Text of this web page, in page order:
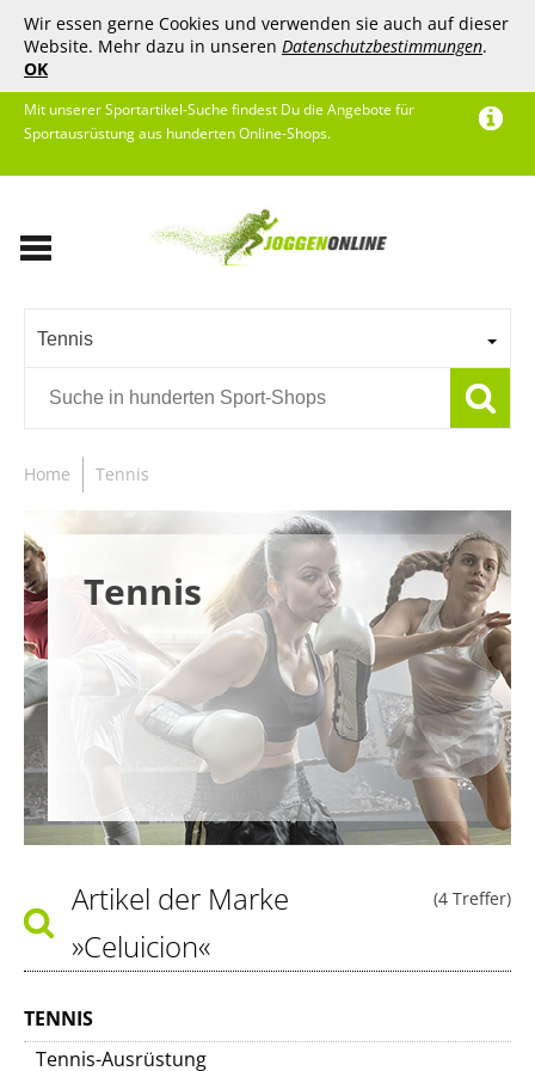
Wir essen gerne Cookies und verwenden sie auch auf dieser
Website. Mehr dazu in unseren Datenschutzbestimmungen.
OK
Mit unserer Sportartikel-Suche findest Du die Angebote für
Sportausrüstung aus hunderten Online-Shops.
Tennis
Home Tennis
Tennis
(4 Treffer)
Artikel der Marke
»Celuicion«
TENNIS
Tennis-Ausrüstung